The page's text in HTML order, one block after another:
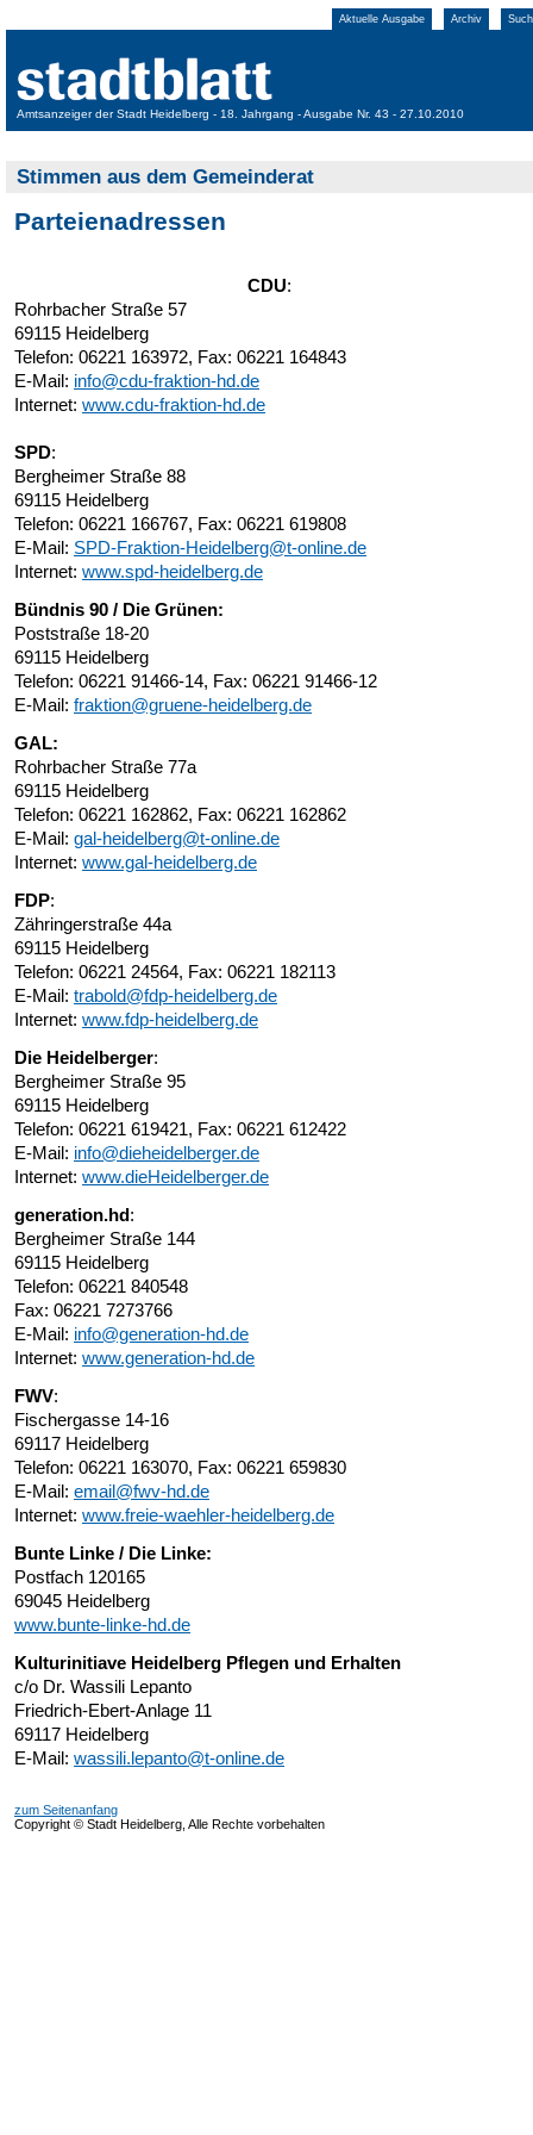
Aktuelle Ausgabe Archiv
Amtsanzeiger der Stadt Heidelberg - 18. Jahrgang - Ausgabe Nr. 43 - 27.10.2010
Stimmen aus dem Gemeinderat
Parteienadressen
CDU:
Rohrbacher Straße 57
69115 Heidelberg
Telefon: 06221 163972, Fax: 06221 164843
E-Mail: info@cdu-fraktion-hd.de
Internet: www.cdu-fraktion-hd.de
SPD:
Bergheimer Straße 88
69115 Heidelberg
Telefon: 06221 166767, Fax: 06221 619808
E-Mail: SPD-Fraktion-Heidelberg@t-online.de
Internet: www.spd-heidelberg.de
Bündnis 90 / Die Grünen:
Poststraße 18-20
69115 Heidelberg
Telefon: 06221 91466-14, Fax: 06221 91466-12
E-Mail: fraktion@gruene-heidelberg.de
GAL:
Rohrbacher Straße 77a
69115 Heidelberg
Telefon: 06221 162862, Fax: 06221 162862
E-Mail: gal-heidelberg@t-online.de
Internet: www.gal-heidelberg.de
FDP:
Zähringerstraße 44a
69115 Heidelberg
Telefon: 06221 24564, Fax: 06221 182113
E-Mail: trabold@fdp-heidelberg.de
Internet: www.fdp-heidelberg.de
Die Heidelberger:
Bergheimer Straße 95
69115 Heidelberg
Telefon: 06221 619421, Fax: 06221 612422
E-Mail: info@dieheidelberger.de
Internet: www.dieHeidelberger.de
generation.hd:
Bergheimer Straße 144
69115 Heidelberg
Telefon: 06221 840548
Fax: 06221 7273766
E-Mail: info@generation-hd.de
Internet: www.generation-hd.de
FWV:
Fischergasse 14-16
69117 Heidelberg
Telefon: 06221 163070, Fax: 06221 659830
E-Mail: email@fwv-hd.de
Internet: www.freie-waehler-heidelberg.de
Bunte Linke / Die Linke:
Postfach 120165
69045 Heidelberg
www.bunte-linke-hd.de
Kulturinitiave Heidelberg Pflegen und Erhalten
c/o Dr. Wassili Lepanto
Friedrich-Ebert-Anlage 11
69117 Heidelberg
E-Mail: wassili.lepanto@t-online.de
zum Seitenanfang
Copyright © Stadt Heidelberg, Alle Rechte vorbehalten